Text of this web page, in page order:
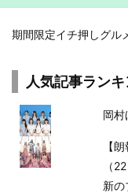
期間限定イチ押しグル
人気記事ランキ
岡村
【
（
新の